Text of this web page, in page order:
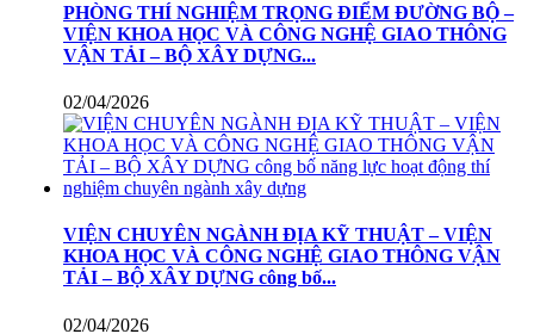
PHÒNG THÍ NGHIỆM TRỌNG ĐIỂM ĐƯỜNG BỘ –
VIỆN KHOA HỌC VÀ CÔNG NGHỆ GIAO THÔNG
VẬN TẢI – BỘ XÂY DỰNG...
02/04/2026
VIỆN CHUYÊN NGÀNH ĐỊA KỸ THUẬT – VIỆN
KHOA HỌC VÀ CÔNG NGHỆ GIAO THÔNG VẬN
TẢI – BỘ XÂY DỰNG công bố...
02/04/2026